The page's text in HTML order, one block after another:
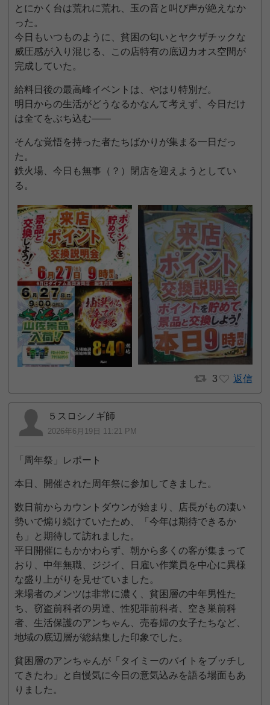
とにかく台は荒れに荒れ、玉の音と叫び声が絶えなか
った。
今日もいつものように、貧困の匂いとヤクザチックな
威圧感が入り混じる、この店特有の底辺カオス空間が
完成していた。
給料日後の最高峰イベントは、やはり特別だ。
明日からの生活がどうなるかなんて考えず、今日だけ
は全てをぶち込む――
そんな覚悟を持った者たちばかりが集まる一日だっ
た。
鉄火場、今日も無事（？）閉店を迎えようとしてい
る。
3 返信
５スロシノギ師
2026年6月19日 11:21 PM
「周年祭」レポート
本日、開催された周年祭に参加してきました。
数日前からカウントダウンが始まり、店長がもの凄い
勢いで煽り続けていたため、「今年は期待できるか
も」と期待して訪れました。
平日開催にもかかわらず、朝から多くの客が集まって
おり、中年無職、ジジイ、日雇い作業員を中心に異様
な盛り上がりを見せていました。
来場者のメンツは非常に濃く、貧困層の中年男性た
ち、窃盗前科者の男達、性犯罪前科者、空き巣前科
者、生活保護のアンちゃん、売春婦の女子たちなど、
地域の底辺層が総結集した印象でした。
貧困層のアンちゃんが「タイミーのバイトをブッチし
てきたわ」と自慢気に今日の意気込みを語る場面もあ
りました。